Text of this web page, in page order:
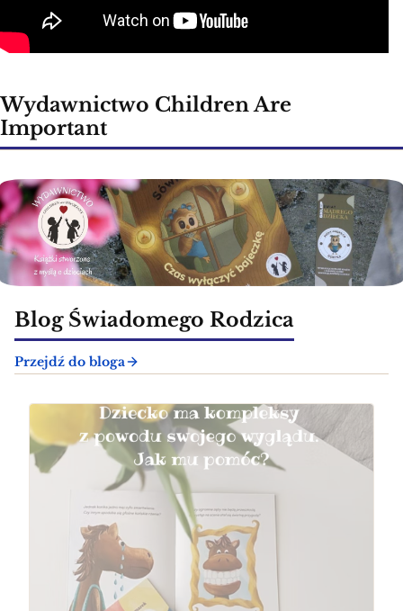
Wydawnictwo Children Are
Important
Blog Świadomego Rodzica
Przejdź do bloga